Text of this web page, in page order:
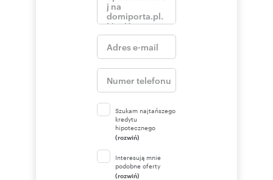
Szukam najtańszego
kredytu
hipotecznego
(rozwiń)
Interesują mnie
podobne oferty
(rozwiń)